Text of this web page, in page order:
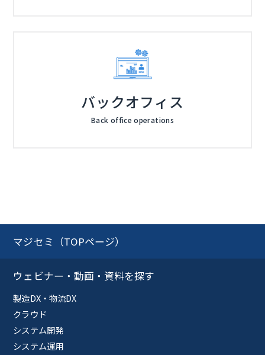
バックオフィス
Back office operations
マジセミ（TOPページ）
ウェビナー・動画・資料を探す
製造DX・物流DX
クラウド
システム開発
システム運用